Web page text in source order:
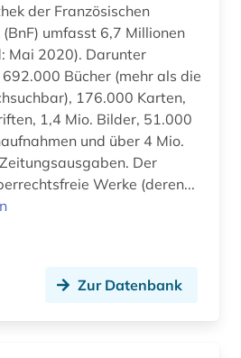
gesundheit &amp; ernährung (1)
(1)
der Französischen
umfasst 6,7 Millionen
Mai 2020). Darunter
Bücher (mehr als die
176.000 Karten,
1,4 Mio. Bilder, 51.000
und über 4 Mio.
Der
Werke (deren...
Zur Datenbank